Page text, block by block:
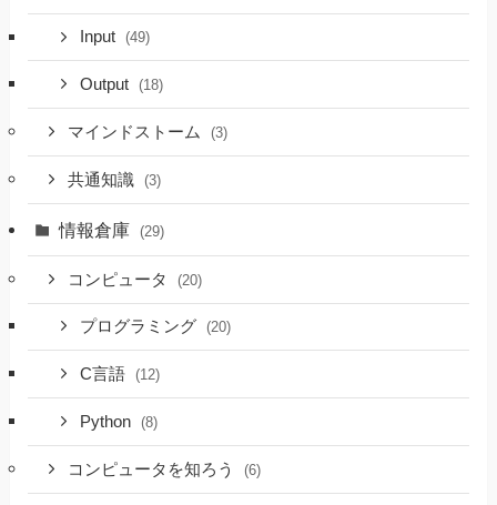
Input (49)
Output (18)
マインドストーム (3)
共通知識 (3)
情報倉庫 (29)
コンピュータ (20)
プログラミング (20)
C言語 (12)
Python (8)
コンピュータを知ろう (6)